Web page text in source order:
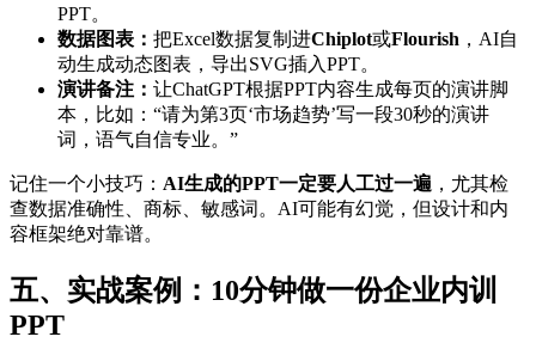
PPT。
数据图表： 把Excel数据复制进Chiplot或Flourish ，AI自
动生成动态图表，导出SVG插入PPT。
演讲备注： 让ChatGPT根据PPT内容生成每页的演讲脚
本，比如：“请为第3页‘市场趋势’写一段30秒的演讲
词，语气自信专业。”
记住一个小技巧： AI生成的PPT一定要人工过一遍 ，尤其检
查数据准确性、商标、敏感词。AI可能有幻觉，但设计和内
容框架绝对靠谱。
五、实战案例：10分钟做一份企业内训
PPT